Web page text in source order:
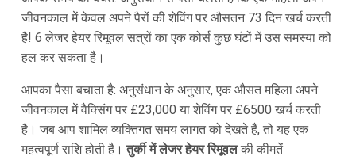
जीवनकाल में केवल अपने पैरों की शेविंग पर औसतन 73 दिन खर्च करती
है! 6 लेजर हेयर रिमूवल सत्रों का एक कोर्स कुछ घंटों में उस समस्या को
हल कर सकता है।
आपका पैसा बचाता है: अनुसंधान के अनुसार, एक औसत महिला अपने
जीवनकाल में वैक्सिंग पर £23,000 या शेविंग पर £6500 खर्च करती
है। जब आप शामिल व्यक्तिगत समय लागत को देखते हैं, तो यह एक
महत्वपूर्ण राशि होती है।तुर्की में लेजर हेयर रिमूवलकी कीमतें